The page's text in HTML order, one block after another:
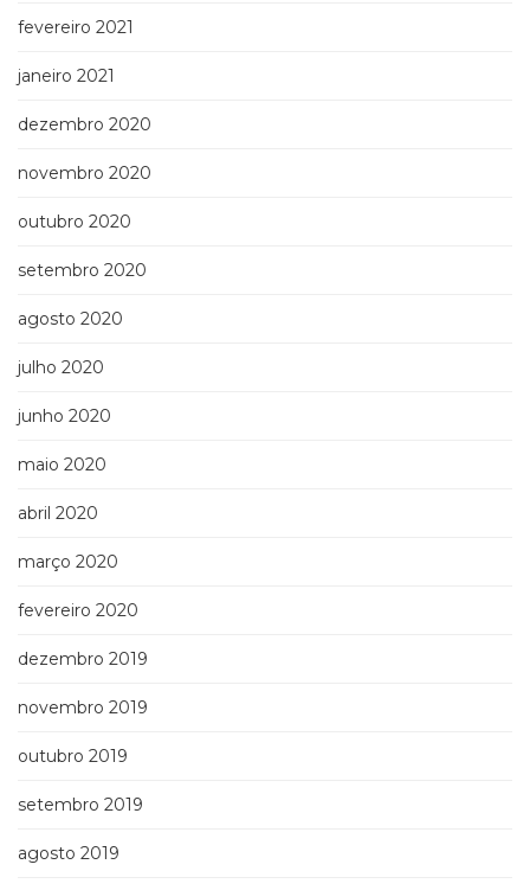
fevereiro 2021
janeiro 2021
dezembro 2020
novembro 2020
outubro 2020
setembro 2020
agosto 2020
julho 2020
junho 2020
maio 2020
abril 2020
março 2020
fevereiro 2020
dezembro 2019
novembro 2019
outubro 2019
setembro 2019
agosto 2019